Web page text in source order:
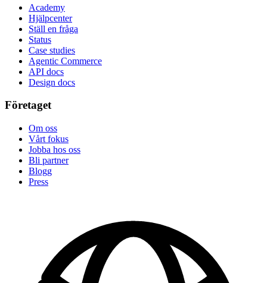
Academy
Hjälpcenter
Ställ en fråga
Status
Case studies
Agentic Commerce
API docs
Design docs
Företaget
Om oss
Vårt fokus
Jobba hos oss
Bli partner
Blogg
Press